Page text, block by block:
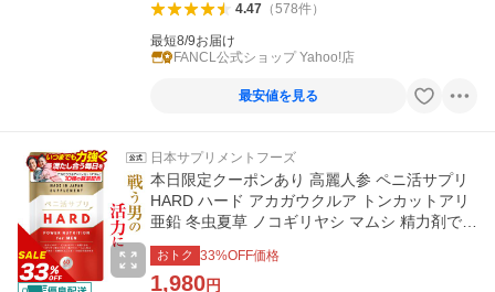
4.47（578件）
最短8/9お届け
FANCL公式ショップ Yahoo!店
最安値を見る
日本サプリメントフーズ
本日限定クーポンあり 高麗人参 ペニ活サプリ
HARD ハード アカガウクルア トンカットアリ
亜鉛 冬虫夏草 ノコギリヤシ マムシ 精力剤では
ない 1袋約30日分
おトク 33%OFF価格
1,980円